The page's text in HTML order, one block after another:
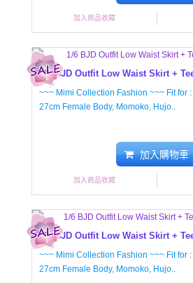
加入商品收藏
1/6 BJD Outfit Low Waist Skirt +
~~~ Mimi Collection Fashion ~~~ Fit for
27cm Female Body, Momoko, Hujo..
加入購物車
加入商品收藏
1/6 BJD Outfit Low Waist Skirt +
~~~ Mimi Collection Fashion ~~~ Fit for
27cm Female Body, Momoko, Hujo..